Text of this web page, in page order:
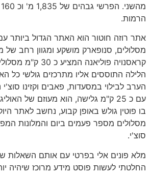
הרמות.
מסלולים, סנופארק מושקע ומגוון רחב של
קראסנויה פוליאנה
הלילה התוססים אליו מתרכזים גולשי כל
הערב לבילוי במסעדות, פאבים וקזינו
עם כ 25 ק"מ גלישה, הוא מעוזם של
בו פוטין גולש באופן קבוע, נחשב לאתר
מסלולים מספר פעמים ביום והמלונות
סוצ'י.
מלא פונים אלי בפרטי עם אותם השאלות
החלטתי לעשות פוסט מידע מרוכז שיהיה